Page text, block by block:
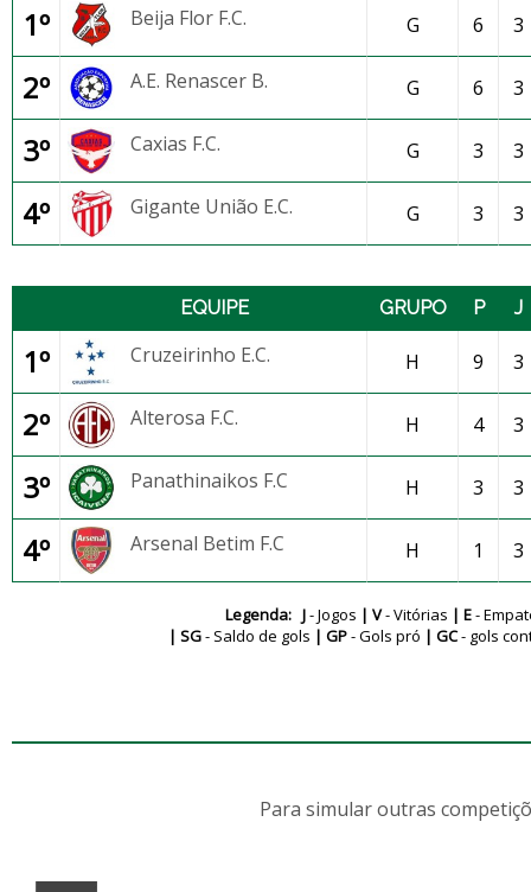
1º Beija Flor F.C. G 6 3
2º A.E. Renascer B. G 6 3
3º Caxias F.C. G 3 3
4º Gigante União E.C. G 3 3
EQUIPE GRUPO P J
1º Cruzeirinho E.C. H 9 3
2º Alterosa F.C. H 4 3
3º Panathinaikos F.C H 3 3
4º Arsenal Betim F.C H 1 3
Legenda: J- Jogos | V- Vitórias | E-
| SG- Saldo de gols | GP- Gols pró | GC- gols
Para simular outras